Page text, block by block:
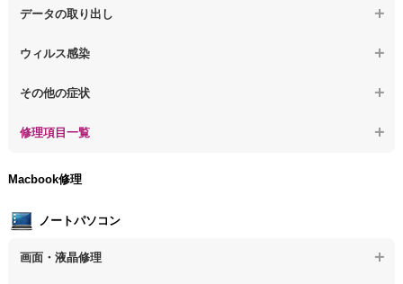
【デスクトップPC】修復モードから復旧できない
【デスクトップPC】その他の起動しない問題
【デスクトップPC】水没してパソコンが動かない
データの取り出し
【デスクトップPC】起動しないPCのデータを復旧
ウィルス感染
【デスクトップPC】特定のプログラムを削除したい
【デスクトップPC】ウィルス感染のその他の問題
その他の症状
【デスクトップPC】事例紹介
修理項目一覧
【デスクトップPC】電源故障
【デスクトップPC】液晶ディスプレイ交換
Macbook修理
ノートパソコン
画面・液晶修理